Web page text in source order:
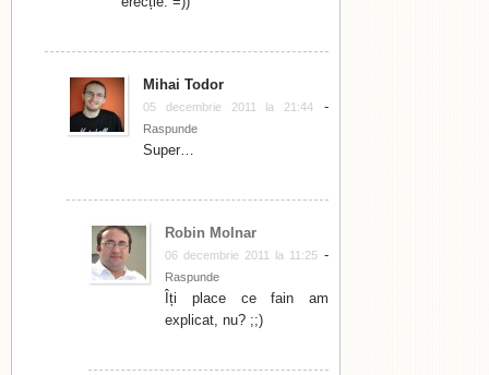
Mihai Todor
05 decembrie 2011 la 21:44 -
Raspunde
Super…
Robin Molnar
06 decembrie 2011 la 11:25 -
Raspunde
Îți place ce fain am
explicat, nu? ;;)